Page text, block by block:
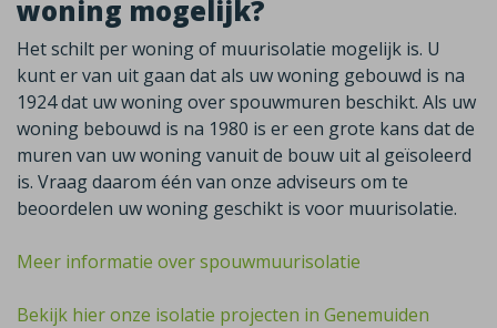
woning mogelijk?
Het schilt per woning of muurisolatie mogelijk is. U
kunt er van uit gaan dat als uw woning gebouwd is na
1924 dat uw woning over spouwmuren beschikt. Als uw
woning bebouwd is na 1980 is er een grote kans dat de
muren van uw woning vanuit de bouw uit al geïsoleerd
is. Vraag daarom één van onze adviseurs om te
beoordelen uw woning geschikt is voor muurisolatie.
Meer informatie over spouwmuurisolatie
Bekijk hier onze isolatie projecten in Genemuiden